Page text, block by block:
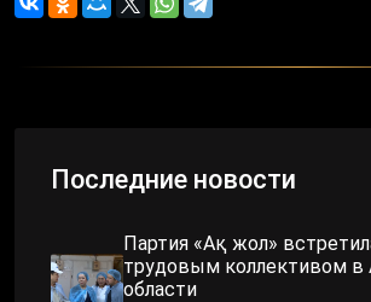
Последние новости
Партия «Ақ жол»
трудовым коллективом в
области